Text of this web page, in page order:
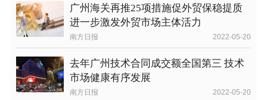
广州海关再推25项措施促外贸保稳提质
进一步激发外贸市场主体活力
南方日报 2022-05-20
去年广州技术合同成交额全国第三 技术
市场健康有序发展
南方日报 2022-05-20